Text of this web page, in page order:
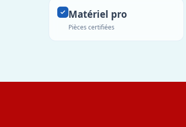
Matériel pro
Pièces certifiées